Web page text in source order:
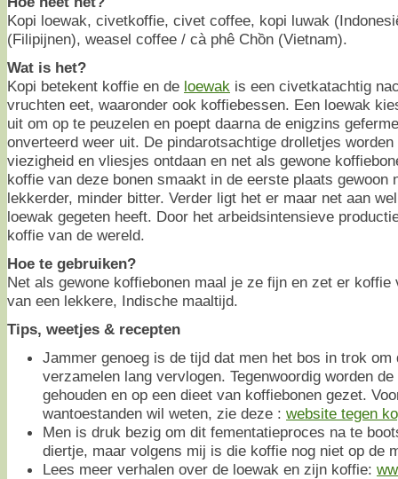
Kopi loewak, civetkoffie, civet coffee, kopi luwak
(Filipijnen), weasel coffee / cà phê Chồn (Vietnam).
Wat is het?
Kopi betekent koffie en de loewak is een civetkatachtig
vruchten eet, waaronder ook koffiebessen. Een loewak
uit om op te peuzelen en poept daarna de enigzins
onverteerd weer uit. De pindarotsachtige drolletjes
viezigheid en vliesjes ontdaan en net als gewone
koffie van deze bonen smaakt in de eerste plaats gewoon
lekkerder, minder bitter. Verder ligt het er maar net aan
loewak gegeten heeft. Door het arbeidsintensieve
koffie van de wereld.
Hoe te gebruiken?
Net als gewone koffiebonen maal je ze fijn en zet er
van een lekkere, Indische maaltijd.
Tips, weetjes & recepten
Jammer genoeg is de tijd dat men het bos in trok
verzamelen lang vervlogen. Tegenwoordig worden
gehouden en op een dieet van koffiebonen gezet.
wantoestanden wil weten, zie deze : website tegen
Men is druk bezig om dit fementatieproces na te
diertje, maar volgens mij is die koffie nog niet op de
Lees meer verhalen over de loewak en zijn koffie: